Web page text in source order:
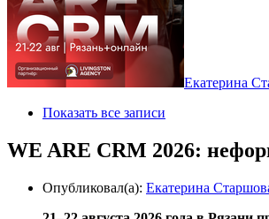
Екатерина
Показать все записи
WE ARE CRM 2026:
Опубликовал(а): Екатерина